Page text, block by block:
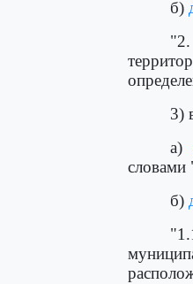
б)
3)
а)
словами
б)